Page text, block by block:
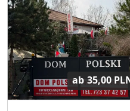
ab 35,00